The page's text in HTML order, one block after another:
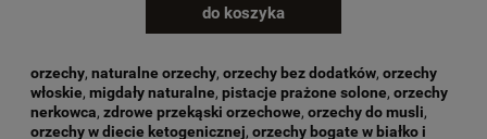
do koszyka
orzechy, naturalne orzechy, orzechy bez dodatków, orzechy
włoskie, migdały naturalne, pistacje prażone solone, orzechy
nerkowca, zdrowe przekąski orzechowe, orzechy do musli,
orzechy w diecie ketogenicznej, orzechy bogate w białko i